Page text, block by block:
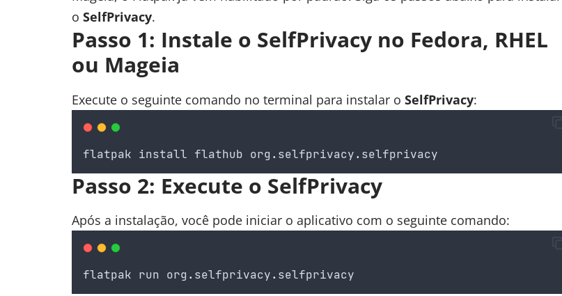
o SelfPrivacy.
Passo 1: Instale o SelfPrivacy no Fedora, RHEL
ou Mageia
Execute o seguinte comando no terminal para instalar o SelfPrivacy:
flatpak install flathub org . selfprivacy. selfprivacy
Passo 2: Execute o SelfPrivacy
Após a instalação, você pode iniciar o aplicativo com o seguinte comando:
flatpak run org . selfprivacy. selfprivacy